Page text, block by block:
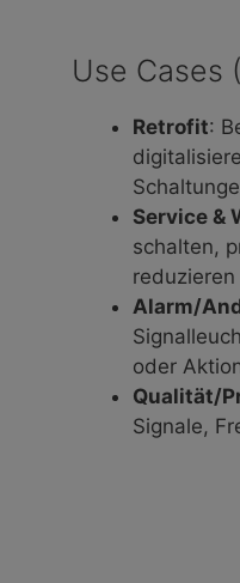
Use Cases
Retrofit:
Service &
schalten,
reduzieren
Alarm/
oder
Qualität/
Signale,